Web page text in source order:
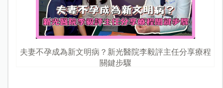
夫妻不孕成為新文明病？新光醫院李毅評主任分享療程
關鍵步驟